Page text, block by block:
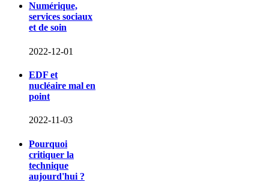
Numérique,
services sociaux
et de soin
2022-12-01
EDF et
nucléaire mal en
point
2022-11-03
Pourquoi
critiquer la
technique
aujourd'hui ?